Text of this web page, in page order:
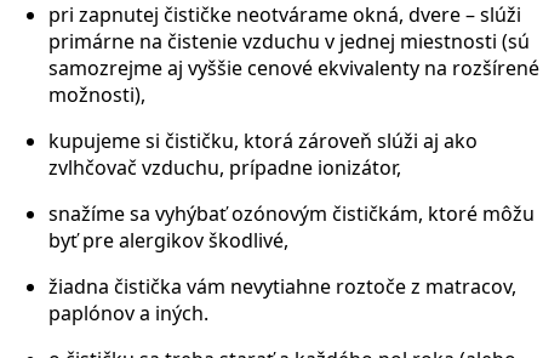
pri zapnutej čističke neotvárame okná, dvere – slúži
primárne na čistenie vzduchu v jednej miestnosti (sú
samozrejme aj vyššie cenové ekvivalenty na rozšírené
možnosti),
kupujeme si čističku, ktorá zároveň slúži aj ako
zvlhčovač vzduchu, prípadne ionizátor,
snažíme sa vyhýbať ozónovým čističkám, ktoré môžu
byť pre alergikov škodlivé,
žiadna čistička vám nevytiahne roztoče z matracov,
paplónov a iných.